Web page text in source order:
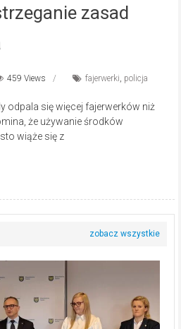
zasad
459 Views fajerwerki policja
odpala się więcej fajerwerków niż
że używanie środków
wiąże się z